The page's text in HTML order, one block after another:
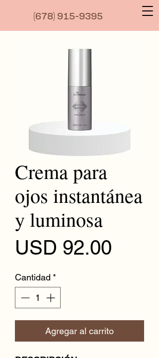
(678) 915-9395
Crema para
ojos instantánea
y luminosa
USD 92.00
Cantidad *
Agregar al carrito